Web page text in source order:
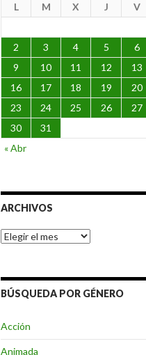
L M X J V
2
3 4 5 6
9
10 11 12 13
16
17 18 19 20
23
24 25 26 27
30
31
« Abr
ARCHIVOS
Archivos
BÚSQUEDA POR GÉNERO
Acción
Animada